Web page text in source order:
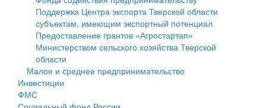
Образование
Здравоохранение
Социальная защита
Фотоальбом
Работа с обращениями граждан
Муниципальный контроль
Муниципальные услуги
Проекты административных регламентов
Антимонопольный комплаенс
Имущественная поддержка субъектов малого и
среднего предпринимательства
Информационная поддержка субъектов малого и
среднего предпринимательства
Муниципальные программы
Поддержка Центра экспорта Тверской области
субъектам, имеющим экспортный потенциал
Предоставление грантов «Агростартап»
Министерством сельского хозяйства Тверской
области
Малое и среднее предпринимательство
Инвестиции
ФМС